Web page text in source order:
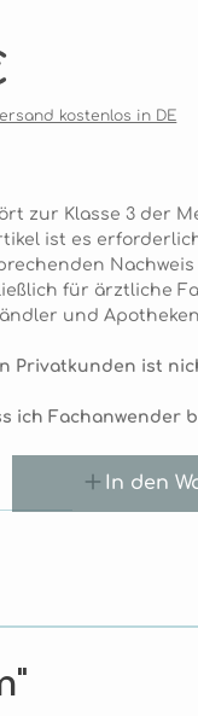
kostenlos in DE
zur Klasse 3 der
ist es
für ärztliche
und
Privatkunden ist
ich Fachanwender
GibIn den